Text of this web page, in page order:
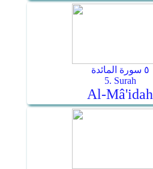
٥ سورة المائدة
5. Surah
Al-Mâ'idah